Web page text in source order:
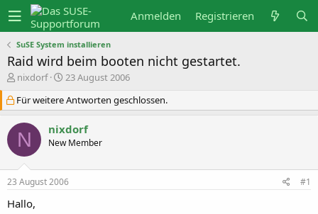
Anmelden Registrieren
SuSE System installieren
Raid wird beim booten nicht gestartet.
E
s
t
e
nixdorf
E
s
t
l
l
m
23 August 2006
Für weitere Antworten geschlossen.
N nixdorf
New Member
23 August 2006 #1
Hallo,